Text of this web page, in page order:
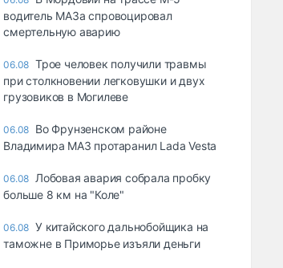
водитель МАЗа спровоцировал
смертельную аварию
06.08 Трое человек получили травмы
при столкновении легковушки и двух
грузовиков в Могилеве
06.08 Во Фрунзенском районе
Владимира МАЗ протаранил Lada Vesta
06.08 Лобовая авария собрала пробку
больше 8 км на "Коле"
06.08 У китайского дальнобойщика на
таможне в Приморье изъяли деньги